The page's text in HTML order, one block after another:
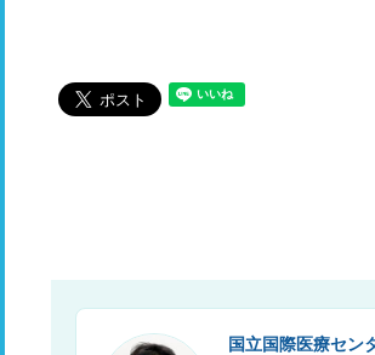
国立国際医療セン